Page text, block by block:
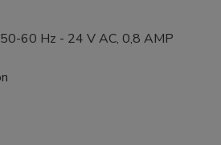
60 Hz - 24 V AC, 0,8 AMP